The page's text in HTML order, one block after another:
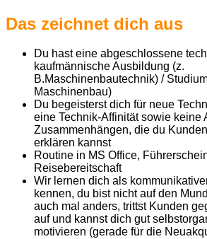
Das zeichnet dich aus
Du hast eine abgeschlossene
kaufmännische Ausbildung (z.
B.Maschinenbautechnik) /
Maschinenbau)
Du begeisterst dich für neue
eine Technik-Affinität sowie keine
Zusammenhängen, die du
erklären kannst
Routine in MS Office,
Reisebereitschaft
Wir lernen dich als
kennen, du bist nicht auf den
auch mal anders, trittst Kunden
auf und kannst dich gut
motivieren (gerade für die